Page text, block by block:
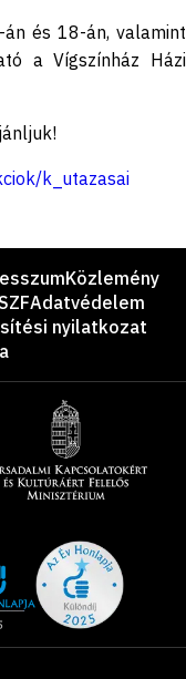
és 18-án, valamint
a Vígszínház Házi
k_utazasai
Közlemény
Adatvédelem
nyilatkozat